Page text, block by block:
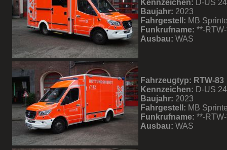
Kennzeichen: D-US
Baujahr: 2023
Fahrgestell: MB
Funkrufname: **-
Ausbau: WAS
Fahrzeugtyp: RTW-83
Kennzeichen: D-US
Baujahr: 2023
Fahrgestell: MB
Funkrufname: **-
Ausbau: WAS